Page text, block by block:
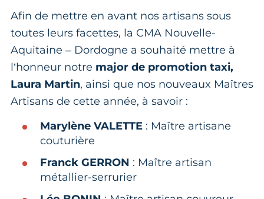
Afin de mettre en avant nos artisans sous
toutes leurs facettes, la CMA Nouvelle-
Aquitaine – Dordogne a souhaité mettre à
l’honneur notre major de promotion taxi,
Laura Martin, ainsi que nos nouveaux Maîtres
Artisans de cette année, à savoir :
Marylène VALETTE : Maître artisane
couturière
Franck GERRON : Maître artisan
métallier-serrurier